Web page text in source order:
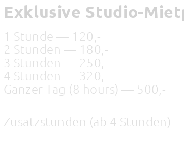
Exklusive Studio-
1 Stunde — 120,-
2 Stunden — 180,-
3 Stunden — 250,-
4 Stunden — 320,-
Ganzer Tag (8 hours) — 500,-
Zusatzstunden (ab 4 Stunden)